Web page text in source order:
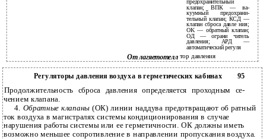
предохранительный
клапан; ВПК — ва­
куумный предохрани­
тельный клапан; КСД —
клапан сброса давле­ ния;
OK — обратный клапан;
ОД — ограни­ читель
давления; АРД —
автоматический регуля­
От лагяетотелл тор давления
Регуляторы давления воздуха в герметических кабинах
95
Продолжительность сброса давления определяется проходным се­
чением клапана.
4. Обратные клапаны (ОК) линии наддува предотвращают об­ ратный
ток воздуха в магистралях системы кондиционирования в случае
нарушения работы системы или ее герметичности. ОК должны иметь
возможно меньшее сопротивление в направлении пропускания воздуха.